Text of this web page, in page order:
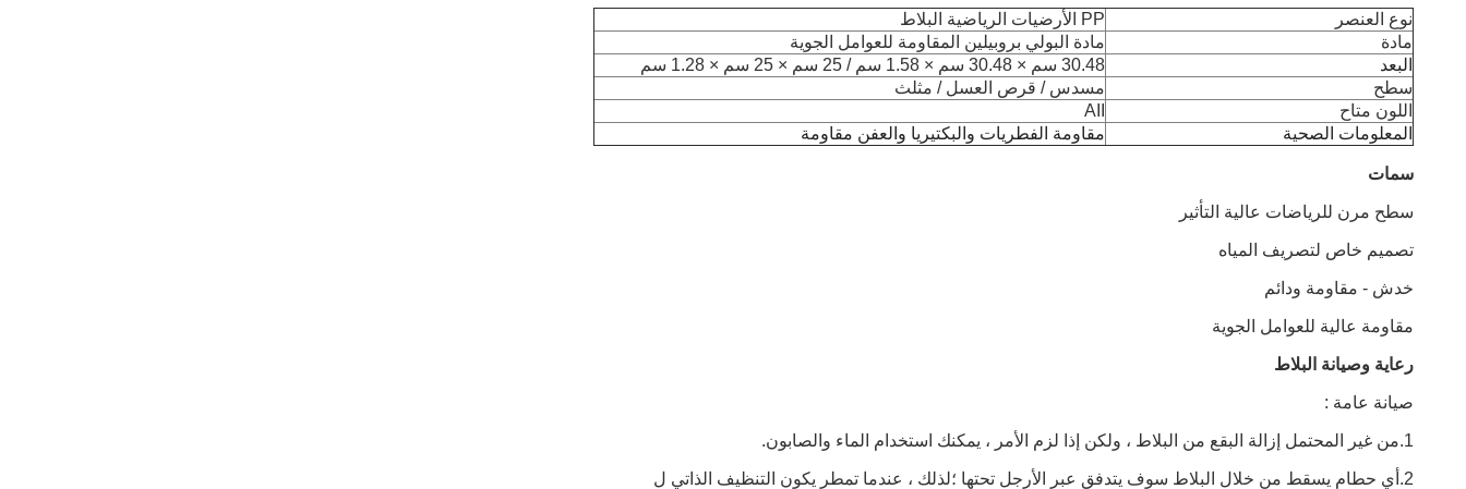
نوع العنصر
PP الأرضيات الرياضية البلاط
مادة
مادة البولي بروبيلين المقاومة للعوامل الجوية
البعد
30.48 سم × 30.48 سم × 1.58 سم / 25 سم × 25 سم × 1.28 سم
سطح
مسدس / قرص العسل / مثلث
اللون متاح
AII
المعلومات الصحية
مقاومة الفطريات والبكتيريا والعفن مقاومة
سمات
سطح مرن للرياضات عالية التأثير
تصميم خاص لتصريف المياه
خدش - مقاومة ودائم
مقاومة عالية للعوامل الجوية
رعاية وصيانة البلاط
صيانة عامة :
1.من غير المحتمل إزالة البقع من البلاط ، ولكن إذا لزم الأمر ، يمكنك استخدام الماء والصابون.
2.أي حطام يسقط من خلال البلاط سوف يتدفق عبر الأرجل تحتها ؛لذلك ، عندما تمطر يكون التنظيف الذاتي ل